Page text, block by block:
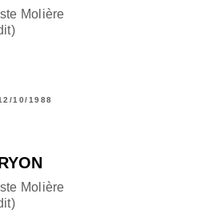
Molière
10/1988
Molière